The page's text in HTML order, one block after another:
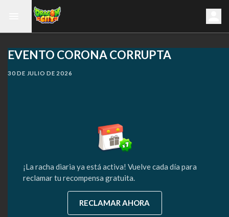
EVENTO CORONA CORRUPTA
30 DE JULIO DE 2026
¡La racha diaria ya está activa! Vuelve cada día para
reclamar tu recompensa gratuita.
RECLAMAR AHORA